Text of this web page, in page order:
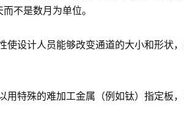
不是数月为单位。
设计人员能够改变通道的大小和形状
用特殊的难加工金属（例如钛）指定板